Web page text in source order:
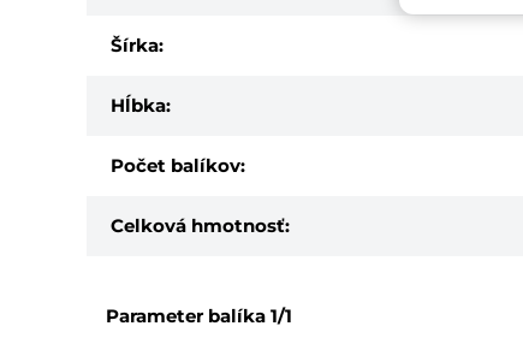
Šírka:
Hĺbka:
Počet balíkov:
Celková hmotnosť:
Parameter balíka 1/1